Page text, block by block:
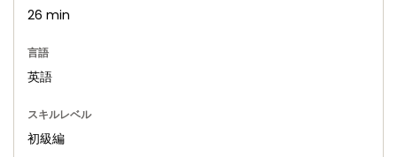
26 min
言語
英語
スキルレベル
初級編